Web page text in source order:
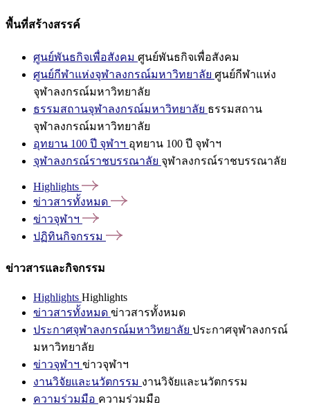
พื้นที่สร้างสรรค์
ศูนย์พันธกิจเพื่อสังคม ศูนย์พันธกิจเพื่อสังคม
ศูนย์กีฬาแห่งจุฬาลงกรณ์มหาวิทยาลัย ศูนย์กีฬาแห่ง
จุฬาลงกรณ์มหาวิทยาลัย
ธรรมสถานจุฬาลงกรณ์มหาวิทยาลัย ธรรมสถาน
จุฬาลงกรณ์มหาวิทยาลัย
อุทยาน 100 ปี จุฬาฯ อุทยาน 100 ปี จุฬาฯ
จุฬาลงกรณ์ราชบรรณาลัย จุฬาลงกรณ์ราชบรรณาลัย
Highlights
ข่าวสารทั้งหมด
ข่าวจุฬาฯ
ปฏิทินกิจกรรม
ข่าวสารและกิจกรรม
Highlights Highlights
ข่าวสารทั้งหมด ข่าวสารทั้งหมด
ประกาศจุฬาลงกรณ์มหาวิทยาลัย ประกาศจุฬาลงกรณ์
มหาวิทยาลัย
ข่าวจุฬาฯ ข่าวจุฬาฯ
งานวิจัยและนวัตกรรม งานวิจัยและนวัตกรรม
ความร่วมมือ ความร่วมมือ